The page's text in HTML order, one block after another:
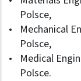
Polsce,
Mechanical
Polsce,
Medical
Polsce.